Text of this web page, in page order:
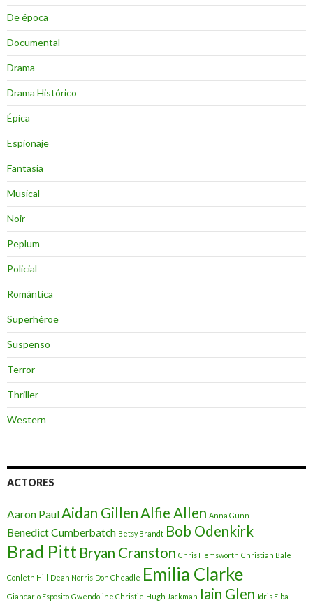
De época
Documental
Drama
Drama Histórico
Épica
Espionaje
Fantasia
Musical
Noir
Peplum
Policial
Romántica
Superhéroe
Suspenso
Terror
Thriller
Western
ACTORES
Aaron PaulAidan GillenAlfie Allen Anna Gunn
Benedict Cumberbatch Betsy Brandt Bob Odenkirk
Brad Pitt Bryan Cranston Chris Hemsworth Christian Bale
Conleth Hill Dean Norris Don Cheadle Emilia Clarke
Giancarlo Esposito Gwendoline Christie Hugh Jackman Iain Glen Idris Elba